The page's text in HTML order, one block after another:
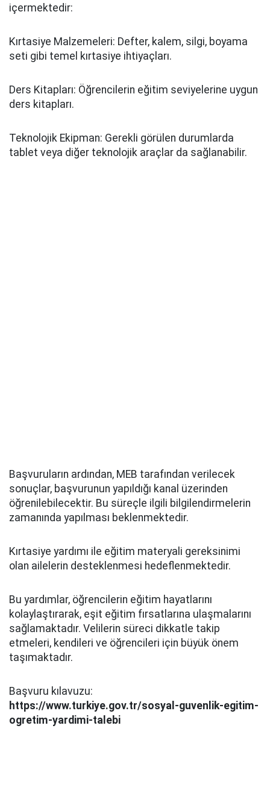
içermektedir:
Kırtasiye Malzemeleri: Defter, kalem, silgi, boyama
seti gibi temel kırtasiye ihtiyaçları.
Ders Kitapları: Öğrencilerin eğitim seviyelerine uygun
ders kitapları.
Teknolojik Ekipman: Gerekli görülen durumlarda
tablet veya diğer teknolojik araçlar da sağlanabilir.
Başvuruların ardından, MEB tarafından verilecek
sonuçlar, başvurunun yapıldığı kanal üzerinden
öğrenilebilecektir. Bu süreçle ilgili bilgilendirmelerin
zamanında yapılması beklenmektedir.
Kırtasiye yardımı ile eğitim materyali gereksinimi
olan ailelerin desteklenmesi hedeflenmektedir.
Bu yardımlar, öğrencilerin eğitim hayatlarını
kolaylaştırarak, eşit eğitim fırsatlarına ulaşmalarını
sağlamaktadır. Velilerin süreci dikkatle takip
etmeleri, kendileri ve öğrencileri için büyük önem
taşımaktadır.
Başvuru kılavuzu:
https://www.turkiye.gov.tr/sosyal-guvenlik-egitim-
ogretim-yardimi-talebi